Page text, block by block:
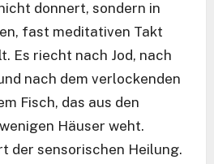
donnert, sondern in
fast meditativen Takt
Es riecht nach Jod, nach
nach dem verlockenden
Fisch, das aus den
Häuser weht.
der sensorischen Heilung.